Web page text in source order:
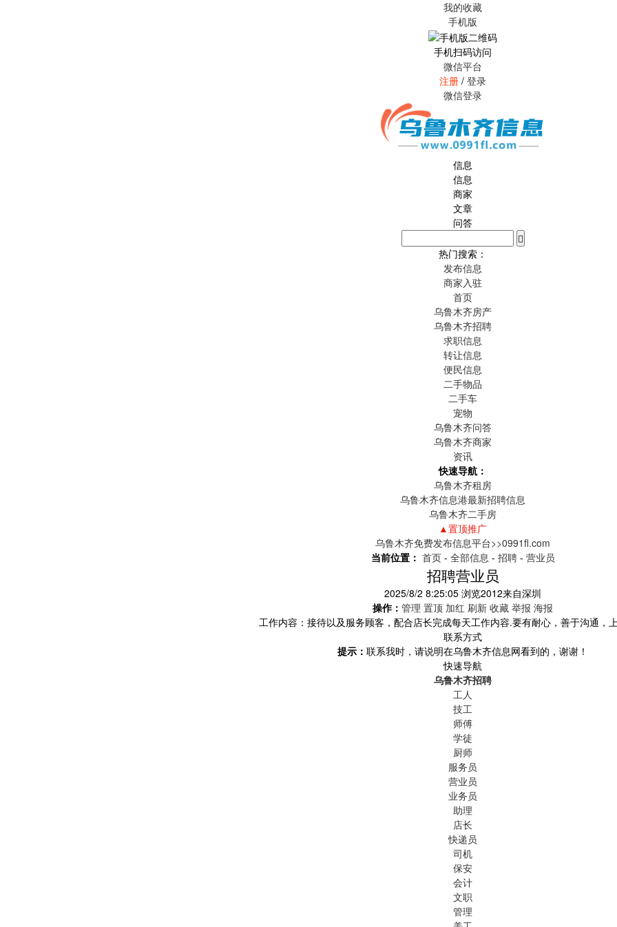
我的收藏
手机版
手机扫码访问
微信平台
注册 / 登录
微信登录
信息
信息
商家
文章
问答
热门搜索：
发布信息
商家入驻
首页
乌鲁木齐房产
乌鲁木齐招聘
求职信息
转让信息
便民信息
二手物品
二手车
宠物
乌鲁木齐问答
乌鲁木齐商家
资讯
快速导航：
乌鲁木齐租房
乌鲁木齐信息港最新招聘信息
乌鲁木齐二手房
▲置顶推广
乌鲁木齐免费发布信息平台>>0991fl.com
当前位置： 首页- 全部信息 - 招聘- 营业员
招聘营业员
2025/8/2 8:25:05 浏览2012来自深圳
操作： 管理 置顶 加红 刷新 收藏 举报 海报
工作内容：接待以及服务顾客，配合店长完成每天工作内容.要有耐心，善于沟通，上
联系方式
提示： 联系我时，请说明在乌鲁木齐信息网看到的，谢谢！
快速导航
乌鲁木齐招聘
工人
技工
师傅
学徒
厨师
服务员
营业员
业务员
助理
店长
快递员
司机
保安
会计
文职
管理